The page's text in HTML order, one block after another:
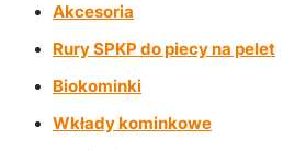
Akcesoria
Rury SPKP do piecy na pelet
Biokominki
Wkłady kominkowe